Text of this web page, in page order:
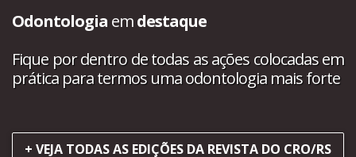
Odontologia emdestaque
Fique por dentro de todas as ações colocadas em
prática para termos uma odontologia mais forte
+ VEJA TODAS AS EDIÇÕES DA REVISTA DO CRO/RS